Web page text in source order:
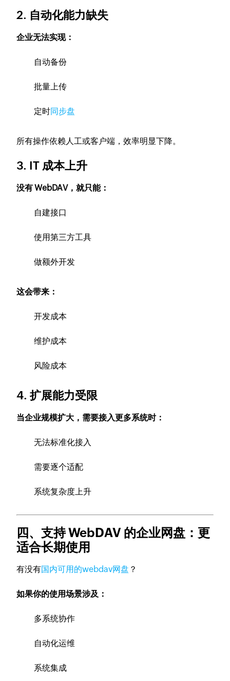
2. 自动化能力缺失
企业无法实现：
自动备份
批量上传
定时同步盘
所有操作依赖人工或客户端，效率明显下降。
3. IT 成本上升
没有 WebDAV，就只能：
自建接口
使用第三方工具
做额外开发
这会带来：
开发成本
维护成本
风险成本
4. 扩展能力受限
当企业规模扩大，需要接入更多系统时：
无法标准化接入
需要逐个适配
系统复杂度上升
四、支持 WebDAV 的企业网盘：更
适合长期使用
有没有国内可用的webdav网盘 ？
如果你的使用场景涉及：
多系统协作
自动化运维
系统集成